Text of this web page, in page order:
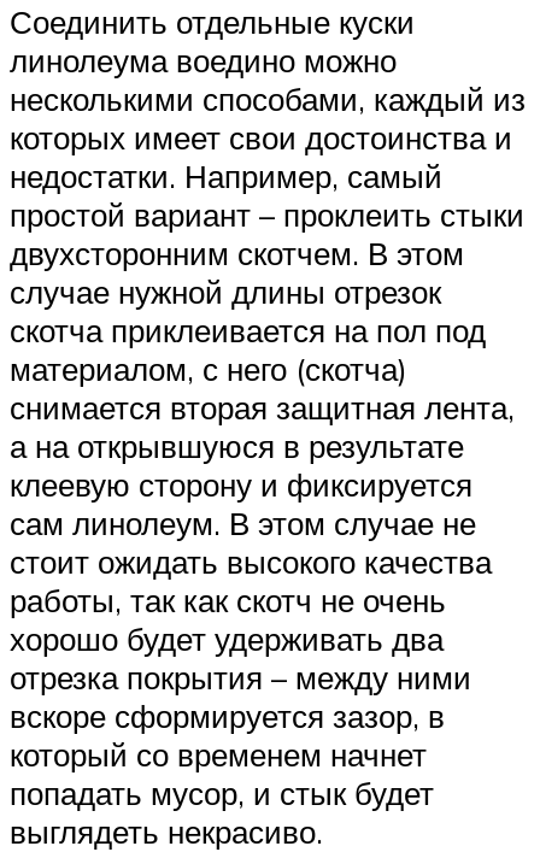
Соединить отдельные куски
линолеума воедино можно
несколькими способами, каждый из
которых имеет свои достоинства и
недостатки. Например, самый
простой вариант – проклеить стыки
двухсторонним скотчем. В этом
случае нужной длины отрезок
скотча приклеивается на пол под
материалом, с него (скотча)
снимается вторая защитная лента,
а на открывшуюся в результате
клеевую сторону и фиксируется
сам линолеум. В этом случае не
стоит ожидать высокого качества
работы, так как скотч не очень
хорошо будет удерживать два
отрезка покрытия – между ними
вскоре сформируется зазор, в
который со временем начнет
попадать мусор, и стык будет
выглядеть некрасиво.